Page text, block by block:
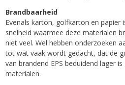
Brandbaarheid
Evenals karton, golfkarton en papier
snelheid waarmee deze materialen
niet veel. Wel hebben onderzoeken
tot wat vaak wordt gedacht, dat de
van brandend EPS beduidend lager
materialen.